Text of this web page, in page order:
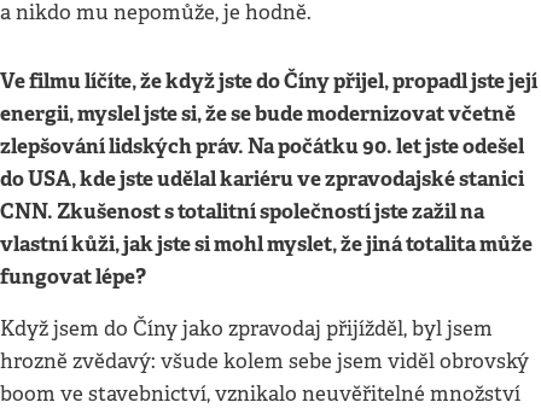
a nikdo mu nepomůže, je hodně.
Ve filmu líčíte, že když jste do Číny přijel, propadl jste její
energii, myslel jste si, že se bude modernizovat včetně
zlepšování lidských práv. Na počátku 90. let jste odešel
do USA, kde jste udělal kariéru ve zpravodajské stanici
CNN. Zkušenost s totalitní společností jste zažil na
vlastní kůži, jak jste si mohl myslet, že jiná totalita může
fungovat lépe?
Když jsem do Číny jako zpravodaj přijížděl, byl jsem
hrozně zvědavý: všude kolem sebe jsem viděl obrovský
boom ve stavebnictví, vznikalo neuvěřitelné množství